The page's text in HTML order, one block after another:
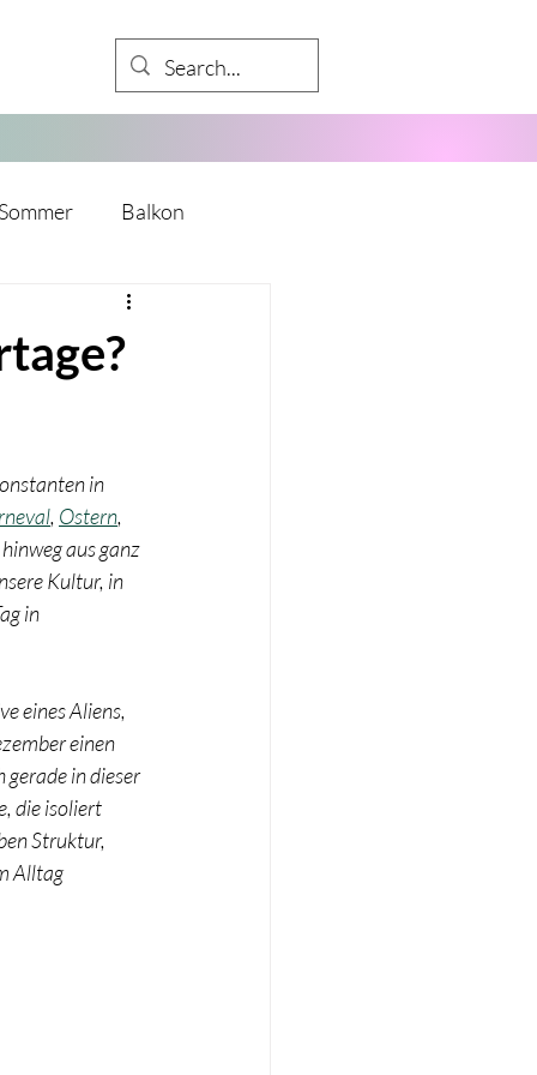
Sommer Balkon
Babyparty
Mitarbeiter
in
, Ostern,
aus ganz
Kultur, in
in
eines Aliens,
einen
gerade in dieser
die isoliert
Struktur,
Alltag